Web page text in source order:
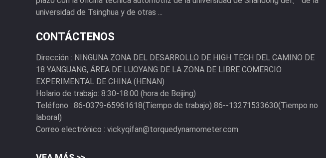
universidad de Tsinghua y de otras ...
CONTÁCTENOS
Dirección : NINGUNA ZONA DEL DESARROLLO DE HIGH TECH DEL CAMINO DE
18 YANGUANG, ÁREA DE LUOYANG DE LA ZONA DE LIBRE COMERCIO
EXPERIMENTAL DE CHINA (HENAN)
Holario de trabajo: 8:30-18:00 (hora de Beijing)
Teléfono : 86-0379-65961618(Tiempo de trabajo) 86--13271533630(Tiempo no
laboral)
Correo electrónico : vickyqifan@torquedynamometer.com